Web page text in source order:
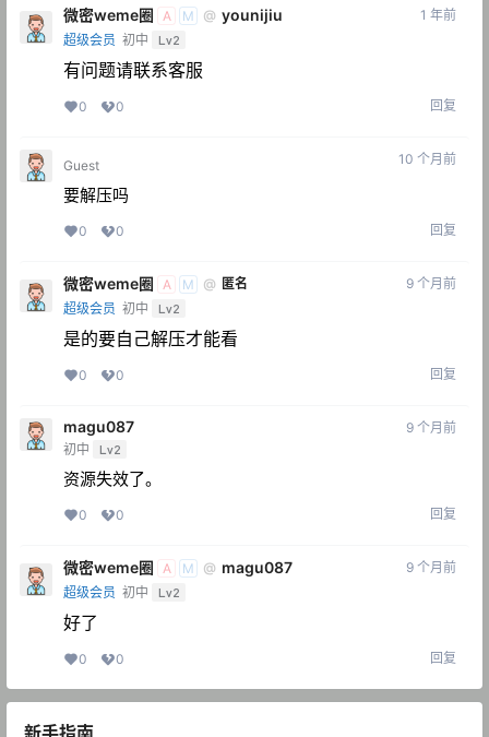
微密weme圈 A M @ younijiu
超级会员 初中 Lv2
1 年前
有问题请联系客服
0 0 回复
Guest 10 个月前
要解压吗
0 0 回复
微密weme圈 A M @ 匿名
超级会员 初中 Lv2
9 个月前
是的要自己解压才能看
0 0 回复
magu087
初中 Lv2
9 个月前
资源失效了。
0 0 回复
微密weme圈 A M @ magu087
超级会员 初中 Lv2
9 个月前
好了
0 0 回复
新手指南